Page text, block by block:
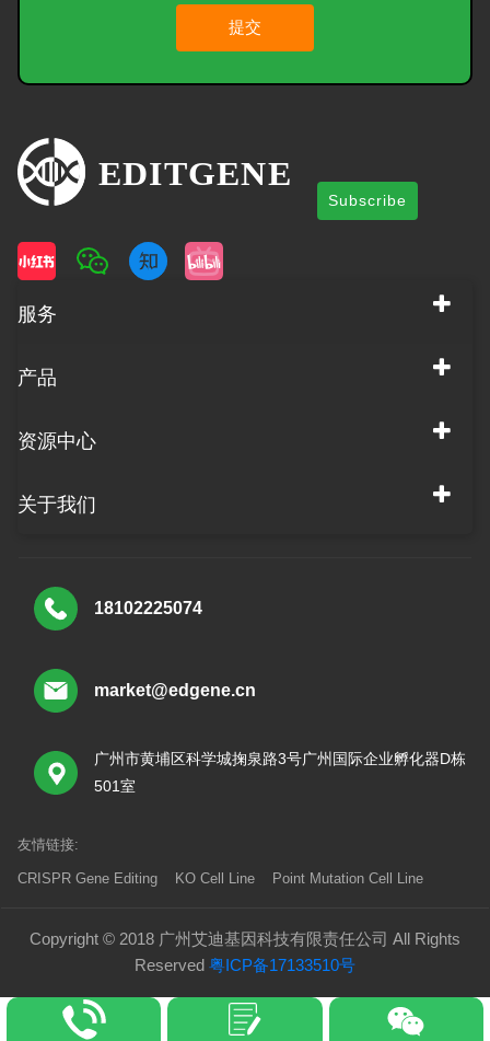
提交
Subscribe
服务
产品
资源中心
关于我们
18102225074
market@edgene.cn
广州市黄埔区科学城掬泉路3号广州国际企业孵化器D栋
501室
友情链接:
CRISPR Gene Editing KO Cell Line Point Mutation Cell Line
Copyright © 2018 广州艾迪基因科技有限责任公司 All Rights
Reserved 粤ICP备17133510号